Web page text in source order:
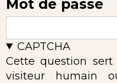
Mot de passe
CAPTCHA
Cette question
visiteur humain